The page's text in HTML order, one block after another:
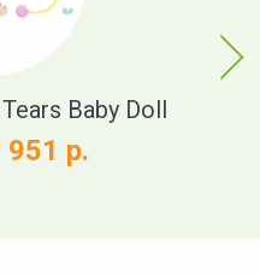
Baby Doll
р.
Next